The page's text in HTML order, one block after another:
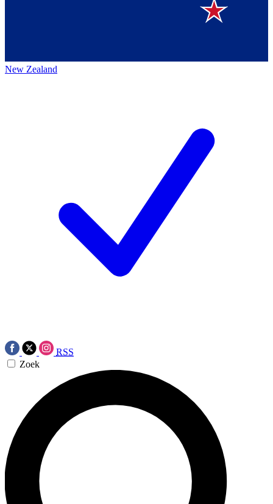
New Zealand
RSS
Zoek